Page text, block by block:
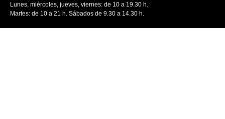
Lunes, miércoles, jueves, viernes: de 10 a 19.30 h.
Martes: de 10 a 21 h. Sábados de 9.30 a 14.30 h.